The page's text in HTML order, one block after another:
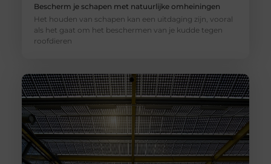
Bescherm je schapen met natuurlijke omheiningen
Het houden van schapen kan een uitdaging zijn, vooral
als het gaat om het beschermen van je kudde tegen
roofdieren